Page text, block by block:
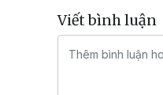
Viết bình luận